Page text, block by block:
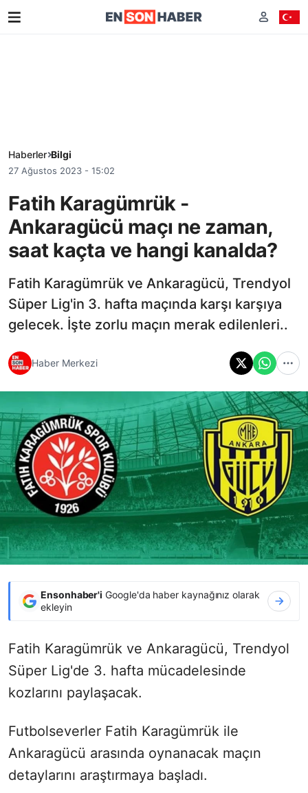
Haberler Bilgi
27 Ağustos 2023 - 15:02
Fatih Karagümrük -
Ankaragücü maçı ne zaman,
saat kaçta ve hangi kanalda?
Fatih Karagümrük ve Ankaragücü, Trendyol
Süper Lig'in 3. hafta maçında karşı karşıya
gelecek. İşte zorlu maçın merak edilenleri..
Haber Merkezi
Ensonhaber'i Google'da haber kaynağınız olarak
ekleyin
Fatih Karagümrük ve Ankaragücü, Trendyol
Süper Lig'de 3. hafta mücadelesinde
kozlarını paylaşacak.
Futbolseverler Fatih Karagümrük ile
Ankaragücü arasında oynanacak maçın
detaylarını araştırmaya başladı.